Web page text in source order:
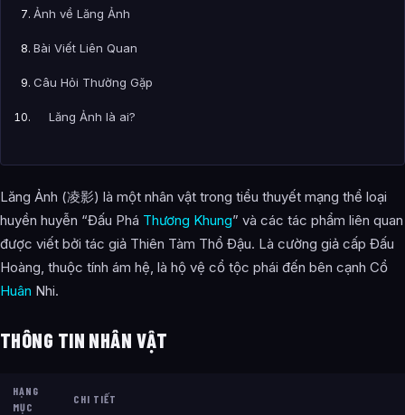
Ảnh về Lăng Ảnh
Bài Viết Liên Quan
Câu Hỏi Thường Gặp
Lăng Ảnh là ai?
Thông tin về Lăng Ảnh được tổng hợp từ đâu?
Lăng Ảnh (凌影) là một nhân vật trong tiểu thuyết mạng thể loại
huyền huyễn “Đấu Phá Thương Khung” và các tác phẩm liên quan
được viết bởi tác giả Thiên Tàm Thổ Đậu. Là cường giả cấp Đấu
Hoàng, thuộc tính ám hệ, là hộ vệ cổ tộc phái đến bên cạnh Cổ
Huân Nhi.
THÔNG TIN NHÂN VẬT
HẠNG
MỤC
CHI TIẾT